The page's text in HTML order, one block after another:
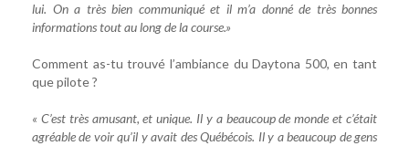
lui. On a très bien communiqué et il m’a donné de très bonnes
informations tout au long de la course.»
Comment as-tu trouvé l’ambiance du Daytona 500, en tant
que pilote ?
« C’est très amusant, et unique. Il y a beaucoup de monde et c’était
agréable de voir qu’il y avait des Québécois. Il y a beaucoup de gens